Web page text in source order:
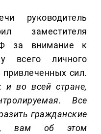
руководитель
заместителя
за внимание к
всего личного
сил.
и во всей стране,
Все
гражданские
вам об этом